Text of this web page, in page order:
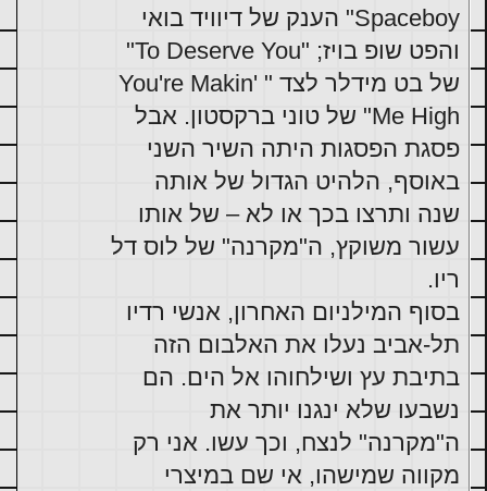
Spaceboy" הענק של דיוויד בואי
והפט שופ בויז; "To Deserve You"
של בט מידלר לצד "You're Makin'
Me High" של טוני ברקסטון. אבל
פסגת הפסגות היתה השיר השני
באוסף, הלהיט הגדול של אותה
שנה ותרצו בכך או לא – של אותו
עשור משוקץ, ה"מקרנה" של לוס דל
בסוף המילניום האחרון, אנשי רדיו
תל-אביב נעלו את האלבום הזה
בתיבת עץ ושילחוהו אל הים. הם
נשבעו שלא ינגנו יותר את
ה"מקרנה" לנצח, וכך עשו. אני רק
מקווה שמישהו, אי שם במיצרי